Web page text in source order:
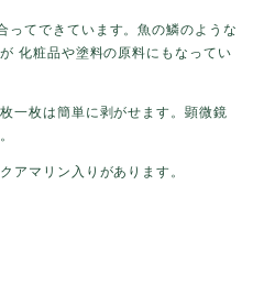
ってできています。魚の鱗のような
化粧品や塗料の原料にもなってい
一枚は簡単に剥がせます。顕微鏡
アマリン入りがあります。